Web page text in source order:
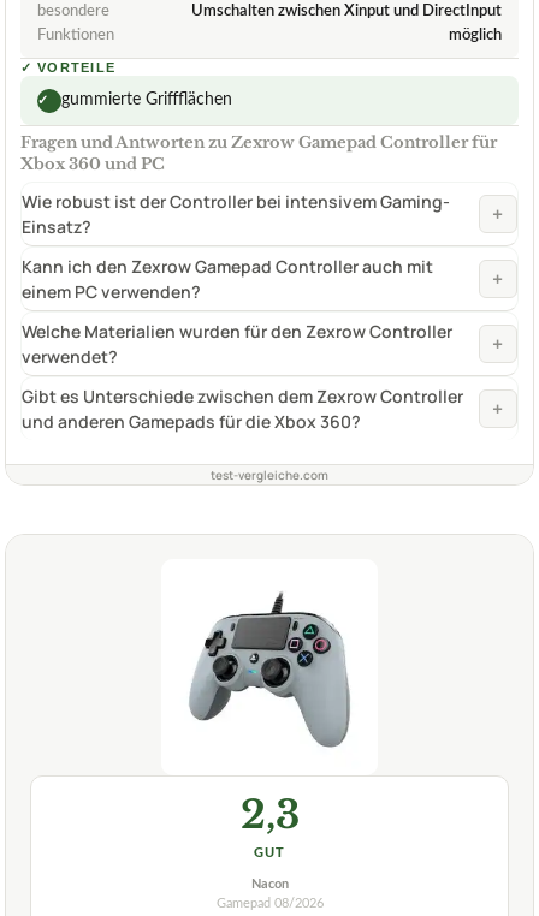
besondere
Funktionen
Umschalten zwischen Xinput und DirectInput
möglich
✓ VORTEILE
✓ gummierte Griffflächen
Fragen und Antworten zu Zexrow Gamepad Controller für
Xbox 360 und PC
Wie robust ist der Controller bei intensivem Gaming-
Einsatz?
+
Kann ich den Zexrow Gamepad Controller auch mit
einem PC verwenden?
+
Welche Materialien wurden für den Zexrow Controller
verwendet?
+
Gibt es Unterschiede zwischen dem Zexrow Controller
und anderen Gamepads für die Xbox 360?
+
test-vergleiche.com
2,3
GUT
Nacon
Gamepad 08/2026